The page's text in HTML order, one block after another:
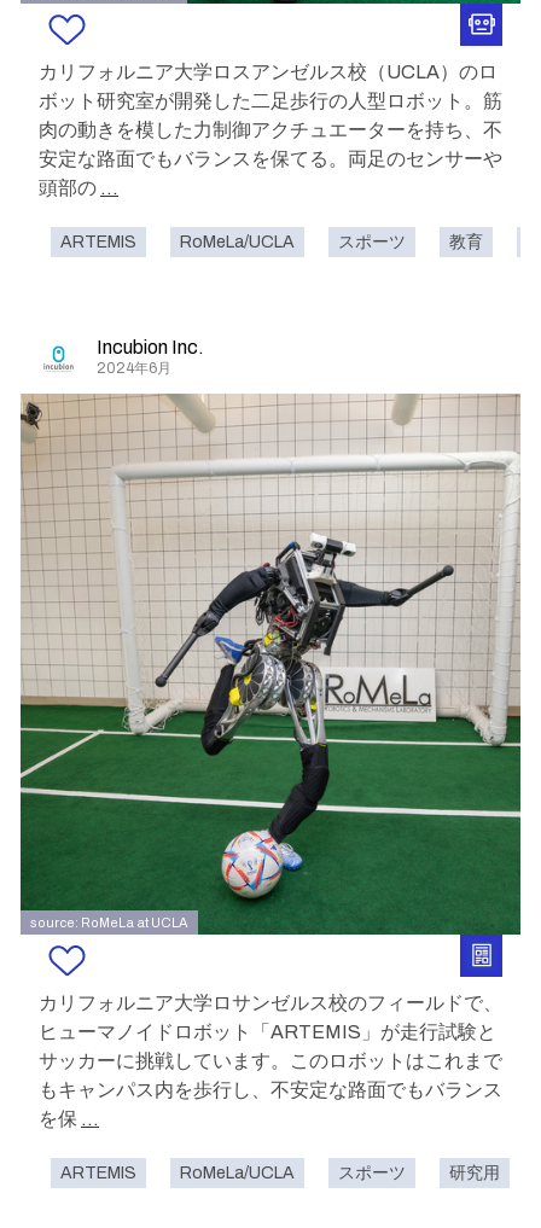
カリフォルニア大学ロスアンゼルス校（UCLA）のロ
ボット研究室が開発した二足歩行の人型ロボット。筋
肉の動きを模した力制御アクチュエーターを持ち、不
安定な路面でもバランスを保てる。両足のセンサーや
頭部の ...
ARTEMIS RoMeLa/UCLA スポーツ 教育
Incubion Inc.
2024年6月
source: RoMeLa at UCLA
カリフォルニア大学ロサンゼルス校のフィールドで、
ヒューマノイドロボット「ARTEMIS」が走行試験と
サッカーに挑戦しています。このロボットはこれまで
もキャンパス内を歩行し、不安定な路面でもバランス
を保 ...
ARTEMIS RoMeLa/UCLA スポーツ 研究用